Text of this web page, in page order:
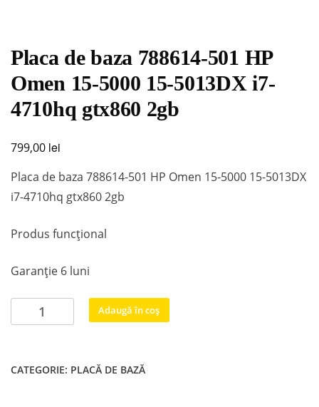
Placa de baza 788614-501 HP
Omen 15-5000 15-5013DX i7-
4710hq gtx860 2gb
799,00 lei
Placa de baza 788614-501 HP Omen 15-5000 15-5013DX
i7-4710hq gtx860 2gb
Produs funcțional
Garanție 6 luni
Cantitate
Placa
788614-
Adaugă în coș
CATEGORIE: PLACĂ DE BAZĂ